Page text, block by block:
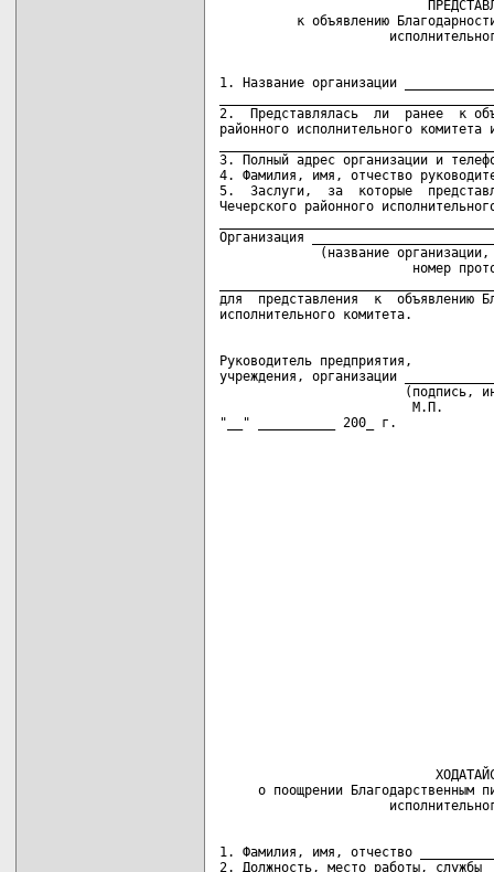
к объявлению
1. Название организации
2.  Представлялась  ли  ранее  к
районного исполнительного
3. Полный адрес организации и
4. Фамилия, имя, отчество
5.  Заслуги,  за  которые
Чечерского районного
Организация
(название
номер
для  представления  к  объявлению
Руководитель предприятия,
учреждения, организации
(подпись,
                         М.П.
"__" __________ 200_ г.
о поощрении Благодарственным
1. Фамилия, имя, отчество
2. Должность, место работы, службы